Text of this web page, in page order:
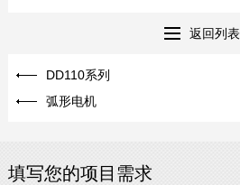
返回列表
DD110系列
弧形电机
填写您的项目需求